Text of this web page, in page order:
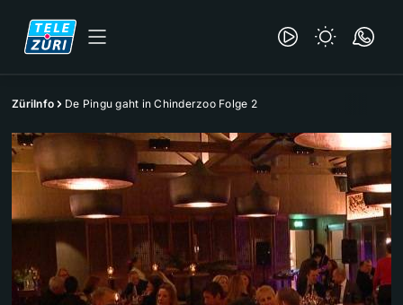
ZüriInfo De Pingu gaht in Chinderzoo Folge 2